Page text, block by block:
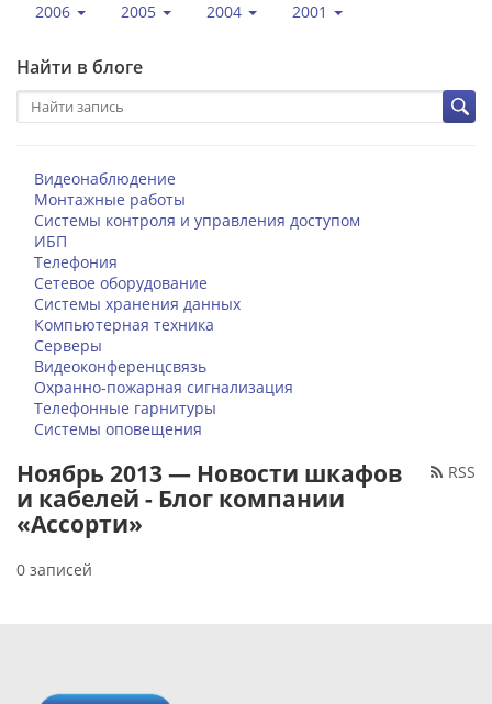
2006 2005 2004 2001
Найти в блоге
Видеонаблюдение
Монтажные работы
Системы контроля и управления доступом
ИБП
Телефония
Сетевое оборудование
Системы хранения данных
Компьютерная техника
Серверы
Видеоконференцсвязь
Охранно-пожарная сигнализация
Телефонные гарнитуры
Системы оповещения
RSS
Ноябрь 2013 — Новости шкафов
и кабелей - Блог компании
«Ассорти»
0 записей